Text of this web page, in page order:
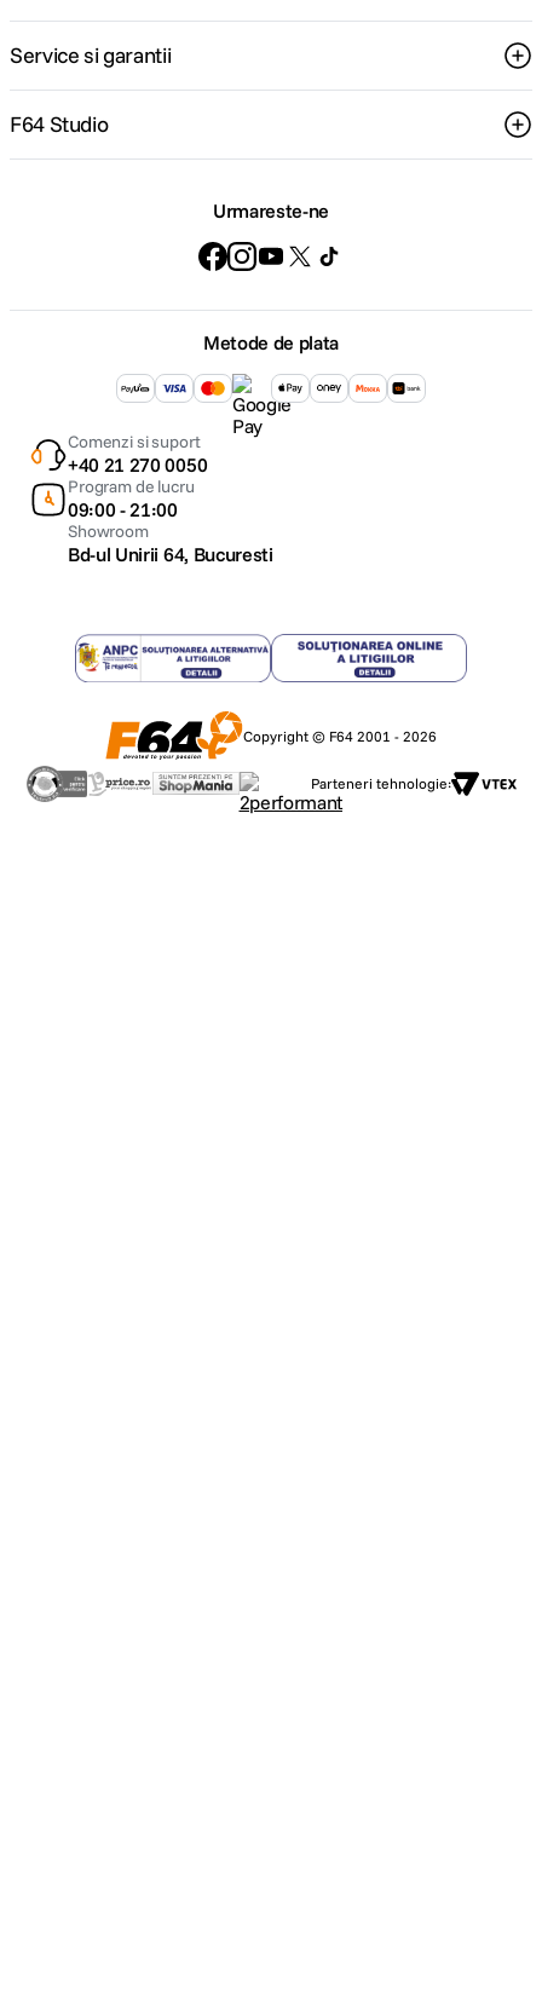
Service si garantii
F64 Studio
Urmareste-ne
Metode de plata
Comenzi si suport
+40 21 270 0050
Program de lucru
09:00 - 21:00
Showroom
Bd-ul Unirii 64, Bucuresti
Copyright © F64 2001 - 2026
Parteneri tehnologie: